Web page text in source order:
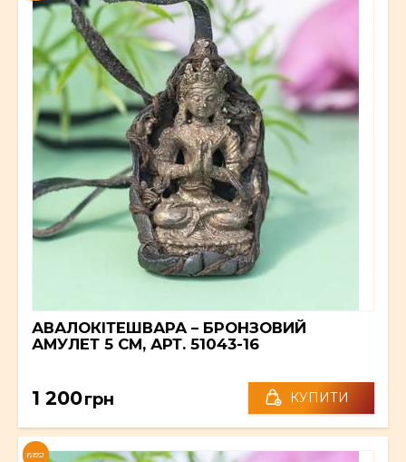
АВАЛОКІТЕШВАРА – БРОНЗОВИЙ
АМУЛЕТ 5 СМ, АРТ. 51043-16
1 200грн КУПИТИ
NEW